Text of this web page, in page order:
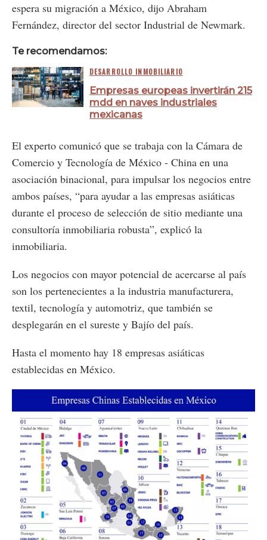
espera su migración a México, dijo Abraham
Fernández, director del sector Industrial de Newmark.
Te recomendamos:
DESARROLLO INMOBILIARIO
Empresas europeas invertirán 215
mdd en naves industriales
mexicanas
El experto comunicó que se trabaja con la Cámara de
Comercio y Tecnología de México - China en una
asociación binacional, para impulsar los negocios entre
ambos países, “para ayudar a las empresas asiáticas
durante el proceso de selección de sitio mediante una
consultoría inmobiliaria robusta”, explicó la
inmobiliaria.
Los negocios con mayor potencial de acercarse al país
son los pertenecientes a la industria manufacturera,
textil, tecnología y automotriz, que también se
desplegarán en el sureste y Bajío del país.
Hasta el momento hay 18 empresas asiáticas
establecidas en México.